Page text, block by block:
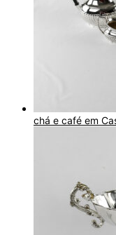
chá e café em